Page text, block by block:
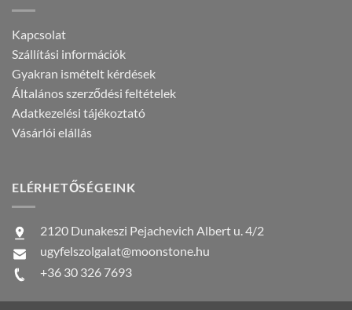
Kapcsolat
Szállítási információk
Gyakran ismételt kérdések
Általános szerződési feltételek
Adatkezelési tájékoztató
Vásárlói elállás
ELÉRHETŐSÉGEINK
2120 Dunakeszi Pejachevich Albert u. 4/2
ugyfelszolgalat@moonstone.hu
+36 30 326 7693